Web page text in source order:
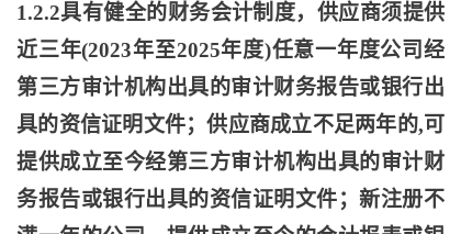
1.2.2具有健全的财务会计制度，供应商须提供
近三年(2023年至2025年度)任意一年度公司经
第三方审计机构出具的审计财务报告或银行出
具的资信证明文件；供应商成立不足两年的,可
提供成立至今经第三方审计机构出具的审计财
务报告或银行出具的资信证明文件；新注册不